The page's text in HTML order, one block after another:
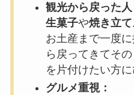
観光から戻った人
生菓子や焼き立
お土産まで一度
ら戻ってきてそ
を片付けたい方に
グルメ重視：